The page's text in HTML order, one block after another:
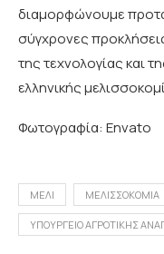
διαμορφώνουμε
σύγχρονες
της τεχνολογίας και
ελληνικής
Φωτογραφία: Envato
ΜΕΛΙ ΜΕΛΙΣΣΟΚΟΜΙΑ
ΥΠΟΥΡΓΕΙΟ ΑΓΡΟΤΙΚΗΣ